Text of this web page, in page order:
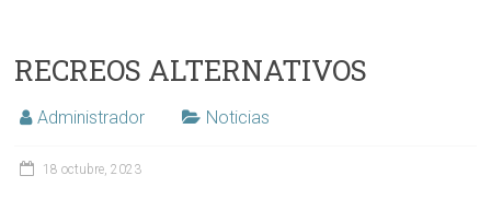
RECREOS ALTERNATIVOS
Administrador Noticias
18 octubre, 2023